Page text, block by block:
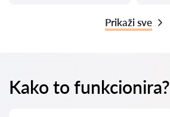
Prikaži sve
Kako to funkcionira?